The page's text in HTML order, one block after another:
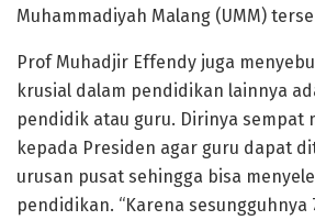
Muhammadiyah Malang (UMM)
Prof Muhadjir Effendy juga
krusial dalam pendidikan lainnya
pendidik atau guru. Dirinya sempat
kepada Presiden agar guru dapat
urusan pusat sehingga bisa
pendidikan. “Karena sesungguhnya